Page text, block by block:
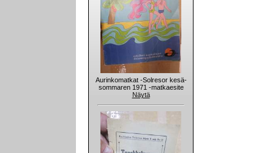
Aurinkomatkat -Solresor kesä-
sommaren 1971 -matkaesite
Näytä